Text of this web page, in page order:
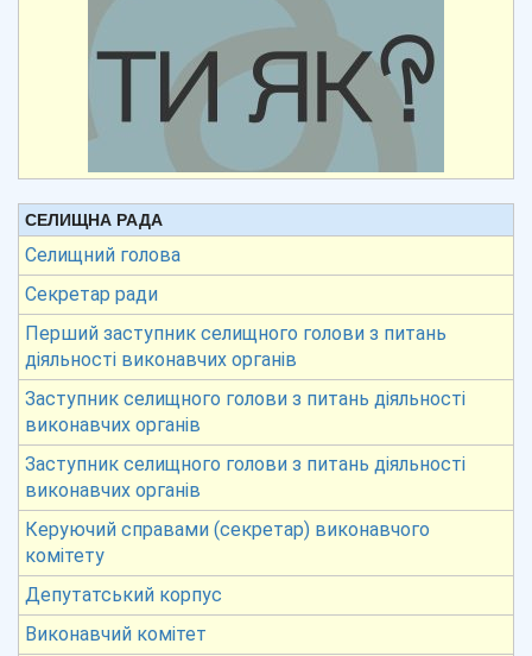
СЕЛИЩНА РАДА
Селищний голова
Секретар ради
Перший заступник селищного голови з питань
діяльності виконавчих органів
Заступник селищного голови з питань діяльності
виконавчих органів
Заступник селищного голови з питань діяльності
виконавчих органів
Керуючий справами (секретар) виконавчого
комітету
Депутатський корпус
Виконавчий комітет